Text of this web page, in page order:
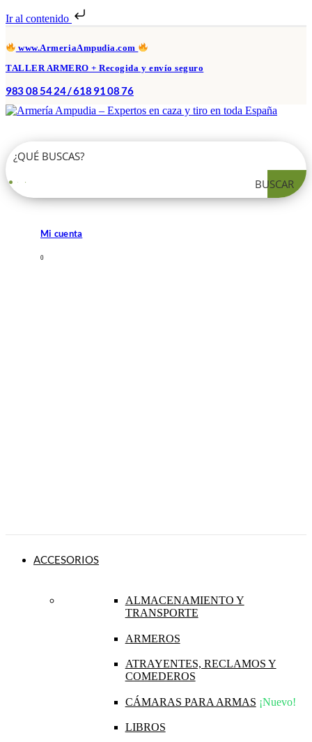
Ir al contenido
www.ArmeriaAmpudia.com
TALLER ARMERO + Recogida y envío seguro
983 08 54 24 / 618 91 08 76
BUSCAR
Mi cuenta
0
ACCESORIOS
ALMACENAMIENTO Y
TRANSPORTE
ARMEROS
ATRAYENTES, RECLAMOS Y
COMEDEROS
CÁMARAS PARA ARMAS ¡Nuevo!
LIBROS